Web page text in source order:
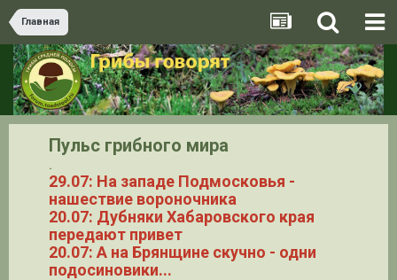
Главная
Пульс грибного мира
.
29.07: На западе Подмосковья -
нашествие вороночника
20.07: Дубняки Хабаровского края
передают привет
20.07: А на Брянщине скучно - одни
подосиновики...